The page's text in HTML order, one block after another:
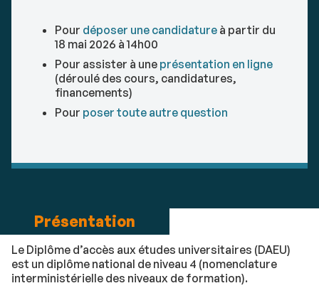
Pour déposer une candidatureà partir du
18 mai 2026 à 14h00
Pour assister à une présentation en ligne
(déroulé des cours, candidatures,
financements)
Pour poser toute autre question
Présentation
Le Diplôme d’accès aux études universitaires (DAEU)
est un diplôme national de niveau 4 (nomenclature
interministérielle des niveaux de formation).